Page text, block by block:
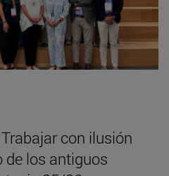
con ilusión
de los antiguos